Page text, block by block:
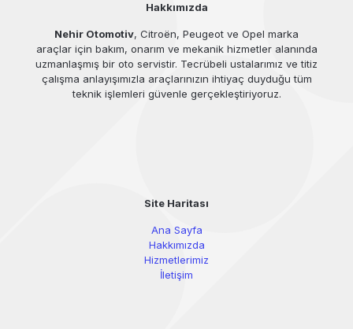
Hakkımızda
Nehir Otomotiv, Citroën, Peugeot ve Opel marka
araçlar için bakım, onarım ve mekanik hizmetler alanında
uzmanlaşmış bir oto servistir. Tecrübeli ustalarımız ve titiz
çalışma anlayışımızla araçlarınızın ihtiyaç duyduğu tüm
teknik işlemleri güvenle gerçekleştiriyoruz.
Site Haritası
Ana Sayfa
Hakkımızda
Hizmetlerimiz
İletişim